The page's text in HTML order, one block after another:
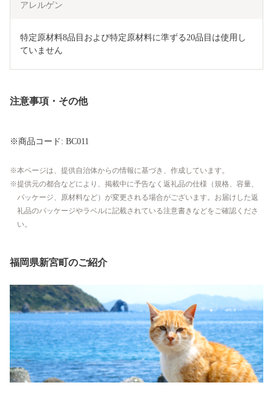
アレルゲン
特定原材料8品目および特定原材料に準ずる20品目は使用し
ていません
注意事項・その他
※商品コード: BC011
本ページは、提供自治体からの情報に基づき、作成しています。
提供元の都合などにより、掲載中に予告なく返礼品の仕様（規格、容量、
パッケージ、原材料など）が変更される場合がございます。お届けした返
礼品のパッケージやラベルに記載されている注意書きなどをご確認くださ
い。
福岡県新宮町のご紹介